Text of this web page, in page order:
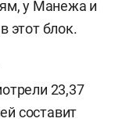
у Манежа и
этот блок.
23,37
составит